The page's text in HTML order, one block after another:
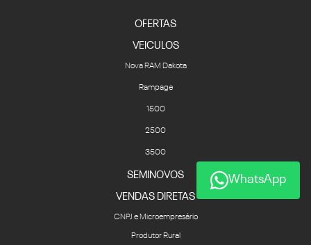
OFERTAS
VEICULOS
Nova RAM Dakota
Rampage
1500
2500
3500
SEMINOVOS
VENDAS DIRETAS
CNPJ e Microempresário
Produtor Rural
WhatsApp